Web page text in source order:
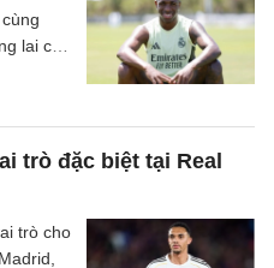
lai của
trò đặc biệt tại Real
trò cho